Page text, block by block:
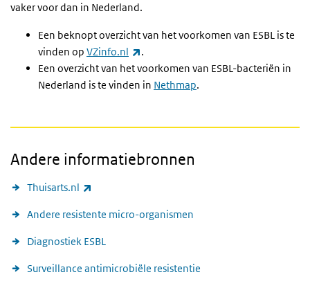
vaker voor dan in Nederland.
Een beknopt overzicht van het voorkomen van ESBL is te
vinden op VZinfo.nl (externe link)
.
Een overzicht van het voorkomen van ESBL-bacteriën in
Nederland is te vinden in Nethmap.
Andere informatiebronnen
Thuisarts.nl
Andere resistente micro-organismen
Diagnostiek ESBL
Surveillance antimicrobiële resistentie